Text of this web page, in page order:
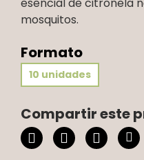
esencial de citronela
mosquitos.
Formato
10 unidades
Compartir este